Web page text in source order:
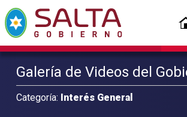
Galería de Videos del
Categoría: Interés General